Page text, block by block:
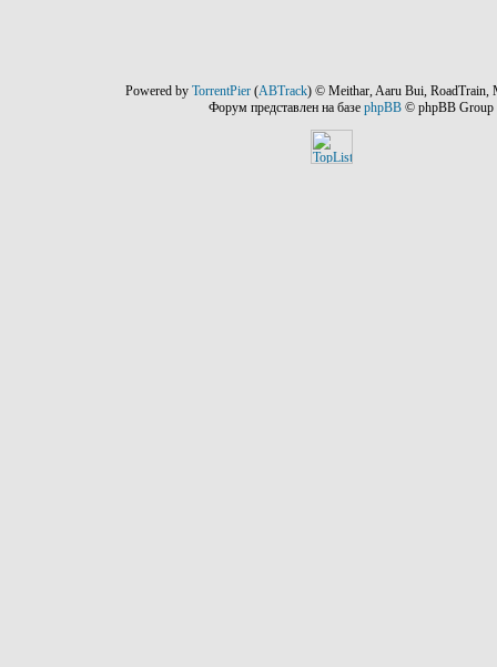
Powered by TorrentPier(ABTrack) © Meithar, Aaru Bui, RoadTrain,
Форум представлен на базе phpBB © phpBB Group